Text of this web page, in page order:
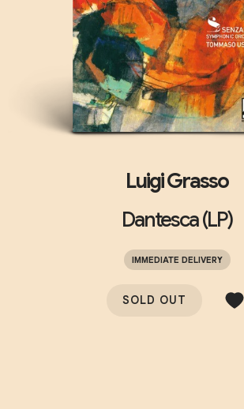
Luigi Grasso
Dantesca (LP)
IMMEDIATE DELIVERY
SOLD OUT